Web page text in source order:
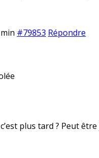
#79853 Répondre
plus tard ? Peut être